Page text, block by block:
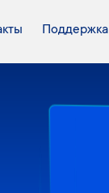
Поддержка